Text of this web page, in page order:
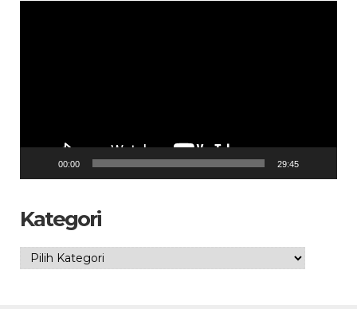
00:00 29:45
Kategori
Kategori